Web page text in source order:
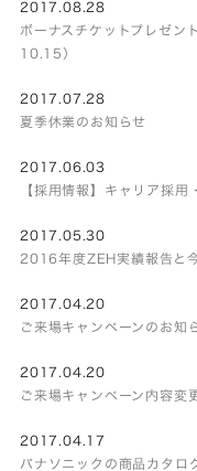
2017.08.28
ボーナスチケットプレゼ
10.15）
2017.07.28
夏季休業のお知らせ
2017.06.03
【採用情報】キャリア採用
2017.05.30
2016年度ZEH実績報告と
2017.04.20
ご来場キャンペーンのお
2017.04.20
ご来場キャンペーン内容変
2017.04.17
パナソニックの商品カタロ